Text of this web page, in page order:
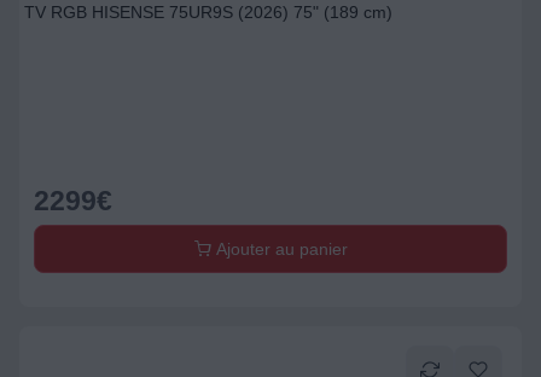
TV RGB HISENSE 75UR9S (2026) 75" (189 cm)
2299€
Ajouter au panier